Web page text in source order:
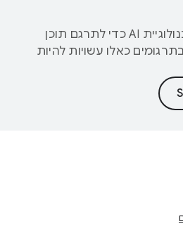
‫Google משתמשת בטכנולוגיית AI כדי לתרגם תוכן
כאלו עשויות להיות